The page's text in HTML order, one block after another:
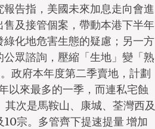
告指，美國未來加息走向會進
及接管個案，帶動本港下半年
化地危害生態的疑慮；另一方
眾諮詢，壓縮「生地」變「熟
政府本年度第二季賣地，計劃
以來最多的一季，而連私宅蝕
次是馬鞍山、康城、荃灣西及
宗。多管齊下提速提量 增加